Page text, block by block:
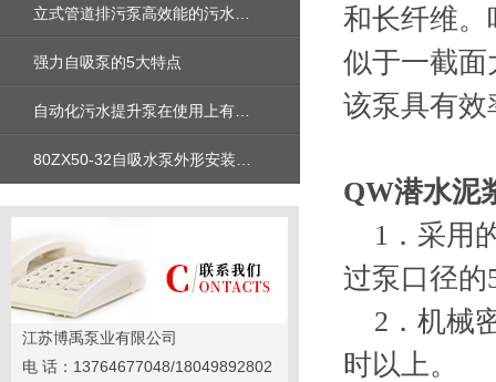
立式管道排污泵高效能的污水处理利器
强力自吸泵的5大特点
自动化污水提升泵在使用上有哪些优势呢?
80ZX50-32自吸水泵外形安装尺寸_性能参数曲线图_价格
江苏博禹泵业有限公司
电 话：13764677048/18049892802
和长纤维
似于一截
该泵具有
QW潜水泥
1．采用
过泵口径的
2．机械
时以上。